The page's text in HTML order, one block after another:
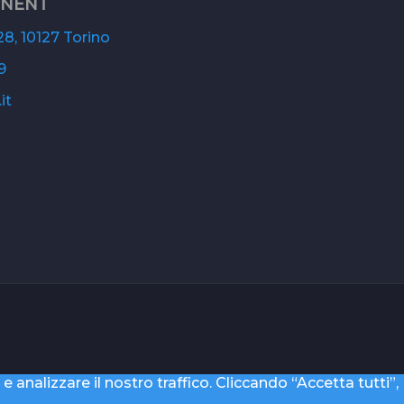
10127 Torino
il nostro traffico. Cliccando “Accetta tutti”,